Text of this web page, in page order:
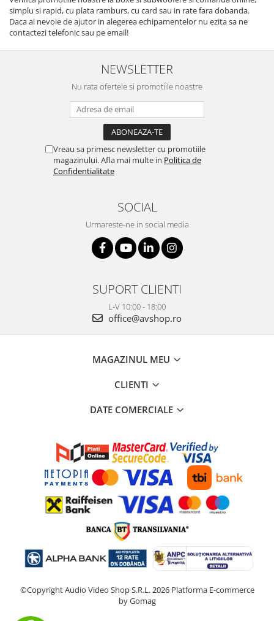
simplu si rapid, cu plata ramburs, cu card sau in rate fara dobanda.
Daca ai nevoie de ajutor in alegerea echipamentelor nu ezita sa ne
contactezi telefonic sau pe email!
NEWSLETTER
Nu rata ofertele si promotiile noastre
Vreau sa primesc newsletter cu promotiile
magazinului. Afla mai multe in Politica de
Confidentialitate
SOCIAL
Urmareste-ne in social media
SUPORT CLIENTI
L-V 10:00 - 18:00
office@avshop.ro
MAGAZINUL MEU
CLIENTI
DATE COMERCIALE
©Copyright Audio Video Shop S.R.L. 2026 Platforma E-commerce
by Gomag